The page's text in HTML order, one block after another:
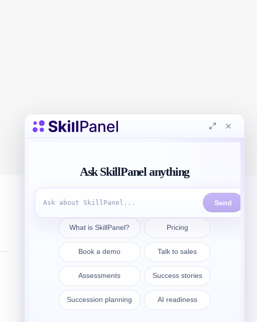
Póngase en contacto
sales@skillpanel.com
Hable con Ventas: